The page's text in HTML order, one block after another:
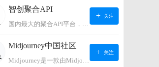
智创聚合API
国内最大的聚合API平台，支持OpenAI、阿里、智谱、360、讯飞、百度等国内外大语言模型。https://s.lconai.com/
关注
Midjourney中国社区
Midjourney是一款由Midjourney有限公司开发的数字艺术工具软件，具有生成虚拟世界的强大能力，可根据用户输入的文字或语音在虚拟世界中生成对应场景，使用户能够探索和创造自己的数字艺术作品。
关注